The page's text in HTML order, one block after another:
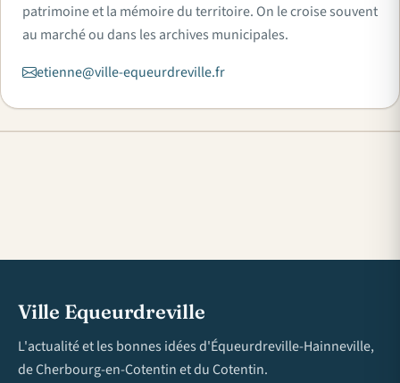
patrimoine et la mémoire du territoire. On le croise souvent
au marché ou dans les archives municipales.
etienne@ville-equeurdreville.fr
Ville Equeurdreville
L'actualité et les bonnes idées d'Équeurdreville-Hainneville,
de Cherbourg-en-Cotentin et du Cotentin.